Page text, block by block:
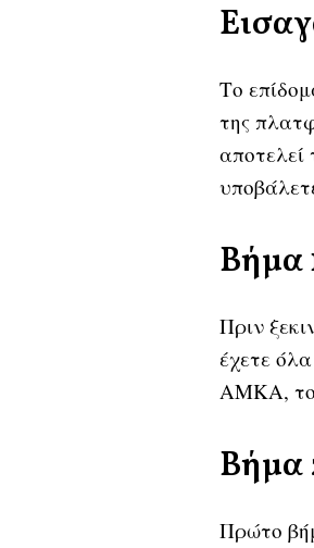
Το
της
Βήμα
Πριν
έχετε
ΑΜΚΑ,
Βήμα
Πρώτο